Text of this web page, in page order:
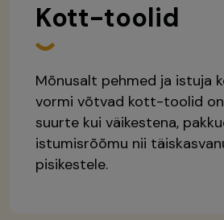
Kott-toolid
Mõnusalt pehmed ja istuja
vormi võtvad kott-toolid on
suurte kui väikestena,
istumisrõõmu nii
pisikestele.